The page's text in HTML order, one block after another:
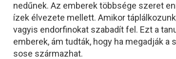
nedűnek. Az emberek többsége szeret
ízek élvezete mellett. Amikor
vagyis endorfinokat szabadít fel. Ezt a
emberek, ám tudták, hogy ha megadják
sose származhat.